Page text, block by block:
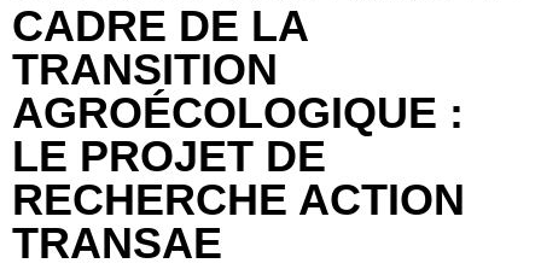
CADRE DE LA
TRANSITION
AGROÉCOLOGIQUE :
LE PROJET DE
RECHERCHE ACTION
TRANSAE